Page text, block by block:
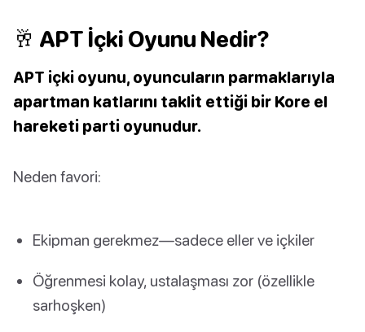
🥂 APT İçki Oyunu Nedir?
APT içki oyunu, oyuncuların parmaklarıyla
apartman katlarını taklit ettiği bir Kore el
hareketi parti oyunudur.
Neden favori:
Ekipman gerekmez—sadece eller ve içkiler
Öğrenmesi kolay, ustalaşması zor (özellikle
sarhoşken)